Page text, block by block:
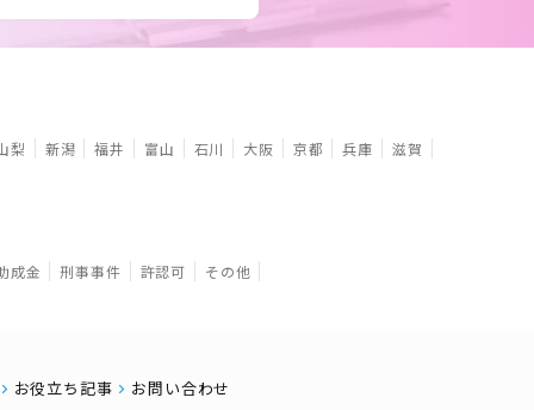
梨 新潟 福井 富山 石川 大阪 京都 兵庫 滋賀
成金 刑事事件 許認可 その他
お役立ち記事 お問い合わせ